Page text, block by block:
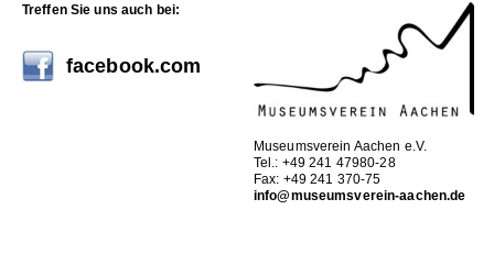
Treffen Sie uns auch bei:
facebook.com
Museumsverein Aachen e.V.
Tel.: +49 241 47980-28
Fax: +49 241 370-75
info@museumsverein-aachen.de